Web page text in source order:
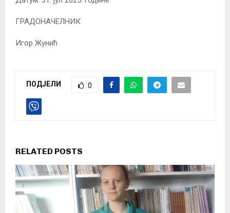
ГРАДОНАЧЕЛНИК
Игор Жунић
ПОДЈЕЛИ 0
RELATED POSTS